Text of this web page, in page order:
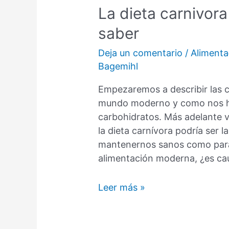
La dieta
saber
Deja un comentario /
Bagemihl
Empezaremos a describir las
mundo moderno y como nos
carbohidratos. Más adelante
la dieta carnívora podría ser
mantenernos sanos como
alimentación moderna, ¿es
La
Leer más »